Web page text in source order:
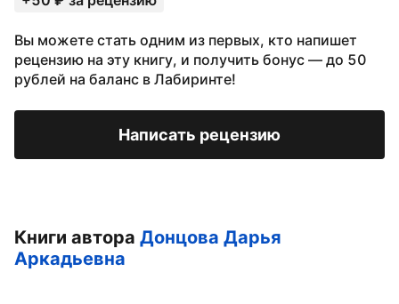
Вы можете стать одним из первых, кто напишет
рецензию на эту книгу, и получить бонус — до 50
рублей на баланс в Лабиринте!
Написать рецензию
Книги автора Донцова Дарья
Аркадьевна